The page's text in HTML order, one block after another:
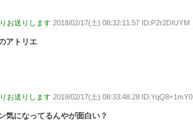
お送りします 2018/02/17(土) 08:32:11.57 ID:P2r2DIUYM
アトリエ
お送りします 2018/02/17(土) 08:33:48.28 ID:YqQ8+1mY0
気になってるんやが面白い？